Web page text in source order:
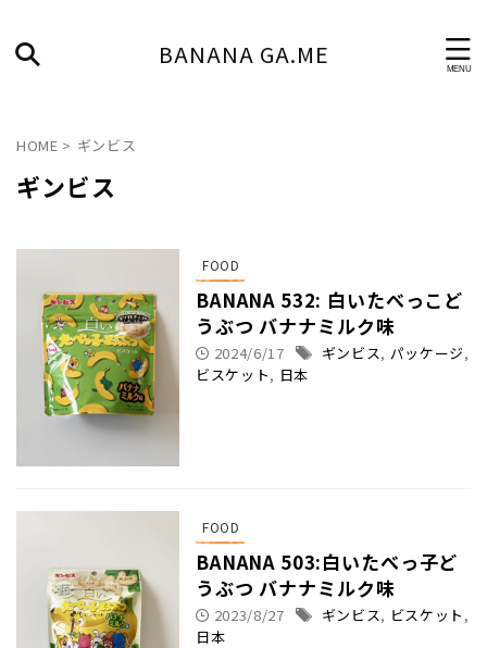
BANANA GA.ME
HOME > ギンビス
ギンビス
FOOD
BANANA 532: 白いたべっこど
うぶつ バナナミルク味
2024/6/17 ギンビス, パッケージ,
ビスケット, 日本
FOOD
BANANA 503:白いたべっ子ど
うぶつ バナナミルク味
2023/8/27 ギンビス, ビスケット ,
日本